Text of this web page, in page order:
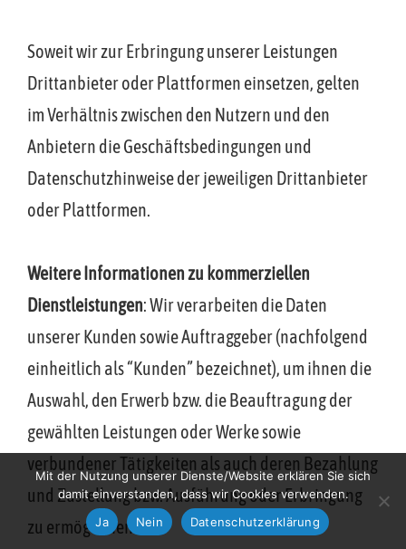
Soweit wir zur Erbringung unserer Leistungen
Drittanbieter oder Plattformen einsetzen, gelten
im Verhältnis zwischen den Nutzern und den
Anbietern die Geschäftsbedingungen und
Datenschutzhinweise der jeweiligen Drittanbieter
oder Plattformen.
Weitere Informationen zu kommerziellen
Dienstleistungen: Wir verarbeiten die Daten
unserer Kunden sowie Auftraggeber (nachfolgend
einheitlich als “Kunden” bezeichnet), um ihnen die
Auswahl, den Erwerb bzw. die Beauftragung der
gewählten Leistungen oder Werke sowie
verbundener Tätigkeiten als auch deren Bezahlung
und Zustellung bzw. Ausführung oder Erbringung
zu ermöglichen.
Mit der Nutzung unserer Dienste/Website erklären Sie sich
damit einverstanden, dass wir Cookies verwenden.
Ja
Nein Datenschutzerklärung